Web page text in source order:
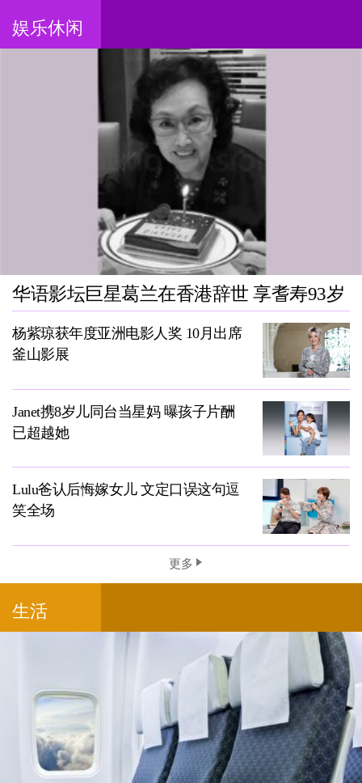
娱乐休闲
华语影坛巨星葛兰在香港辞世 享耆寿93岁
杨紫琼获年度亚洲电影人奖 10月出席
釜山影展
Janet携8岁儿同台当星妈 曝孩子片酬
已超越她
Lulu爸认后悔嫁女儿 文定口误这句逗
笑全场
更多
生活